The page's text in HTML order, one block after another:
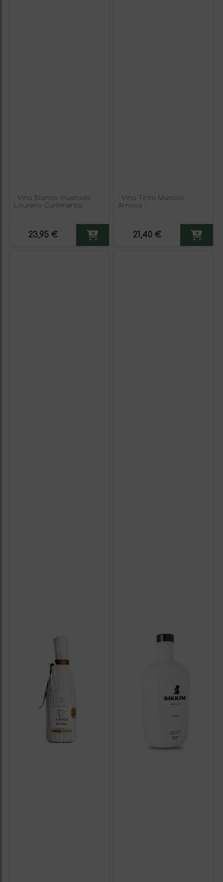
' Vino Blanco Inusitado
Loureiro Curtimenta'
23,95 €
' Vino Tinto Manolo
Arnoya '
21,40 €